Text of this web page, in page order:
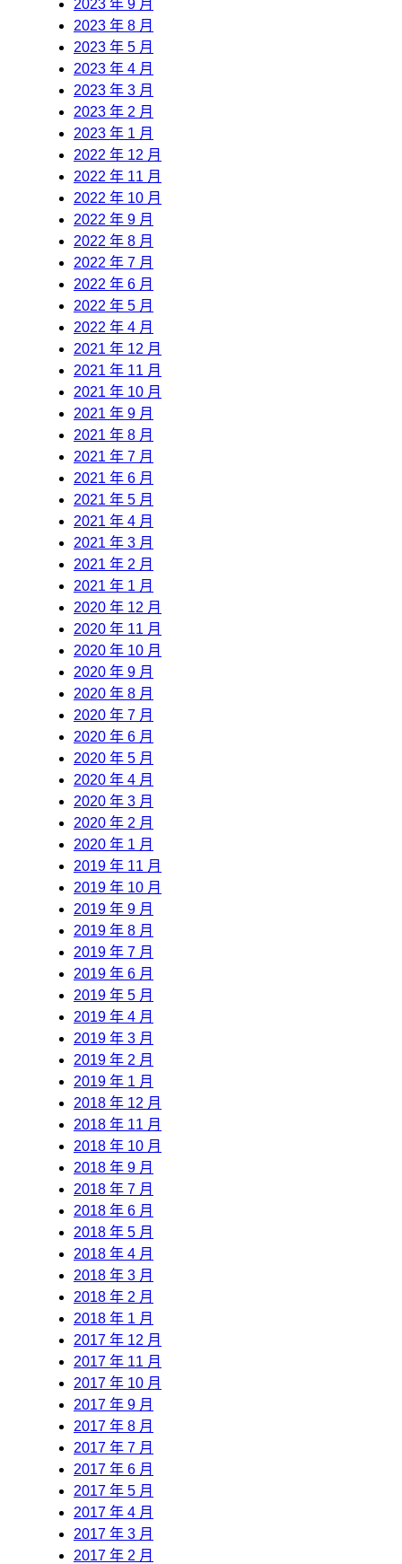
2023 年 9 月
2023 年 8 月
2023 年 5 月
2023 年 4 月
2023 年 3 月
2023 年 2 月
2023 年 1 月
2022 年 12 月
2022 年 11 月
2022 年 10 月
2022 年 9 月
2022 年 8 月
2022 年 7 月
2022 年 6 月
2022 年 5 月
2022 年 4 月
2021 年 12 月
2021 年 11 月
2021 年 10 月
2021 年 9 月
2021 年 8 月
2021 年 7 月
2021 年 6 月
2021 年 5 月
2021 年 4 月
2021 年 3 月
2021 年 2 月
2021 年 1 月
2020 年 12 月
2020 年 11 月
2020 年 10 月
2020 年 9 月
2020 年 8 月
2020 年 7 月
2020 年 6 月
2020 年 5 月
2020 年 4 月
2020 年 3 月
2020 年 2 月
2020 年 1 月
2019 年 11 月
2019 年 10 月
2019 年 9 月
2019 年 8 月
2019 年 7 月
2019 年 6 月
2019 年 5 月
2019 年 4 月
2019 年 3 月
2019 年 2 月
2019 年 1 月
2018 年 12 月
2018 年 11 月
2018 年 10 月
2018 年 9 月
2018 年 7 月
2018 年 6 月
2018 年 5 月
2018 年 4 月
2018 年 3 月
2018 年 2 月
2018 年 1 月
2017 年 12 月
2017 年 11 月
2017 年 10 月
2017 年 9 月
2017 年 8 月
2017 年 7 月
2017 年 6 月
2017 年 5 月
2017 年 4 月
2017 年 3 月
2017 年 2 月